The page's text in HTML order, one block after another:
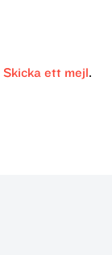
Skicka ett mejl.